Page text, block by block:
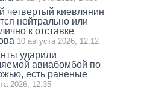
четвертый киевлянин
нейтрально или
к отставке
10 августа 2026, 12:12
ударили
авиабомбой по
есть раненые
2026, 12:35